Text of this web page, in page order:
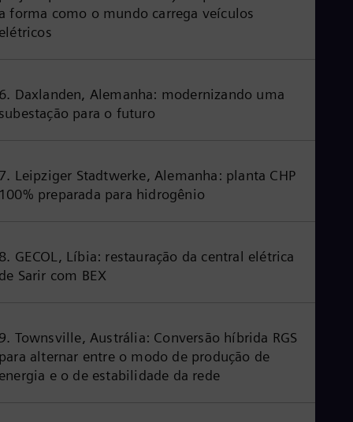
forma como o mundo carrega veículos
Daxlanden, Alemanha: modernizando uma
para o futuro
Leipziger Stadtwerke, Alemanha: planta CHP
preparada para hidrogênio
GECOL, Líbia: restauração da central elétrica
Sarir com BEX
Townsville, Austrália: Conversão híbrida RGS
alternar entre o modo de produção de
e o de estabilidade da rede